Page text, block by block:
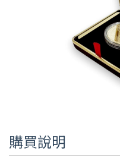
購買說明